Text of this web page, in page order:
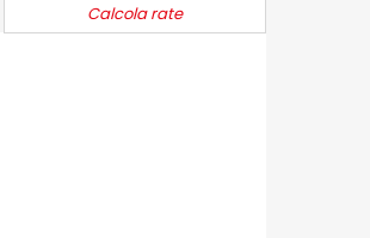
Calcola rate